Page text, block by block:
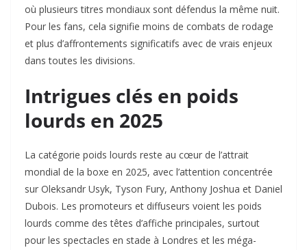
où plusieurs titres mondiaux sont défendus la même nuit.
Pour les fans, cela signifie moins de combats de rodage
et plus d’affrontements significatifs avec de vrais enjeux
dans toutes les divisions.
Intrigues clés en poids
lourds en 2025
La catégorie poids lourds reste au cœur de l’attrait
mondial de la boxe en 2025, avec l’attention concentrée
sur Oleksandr Usyk, Tyson Fury, Anthony Joshua et Daniel
Dubois. Les promoteurs et diffuseurs voient les poids
lourds comme des têtes d’affiche principales, surtout
pour les spectacles en stade à Londres et les méga-